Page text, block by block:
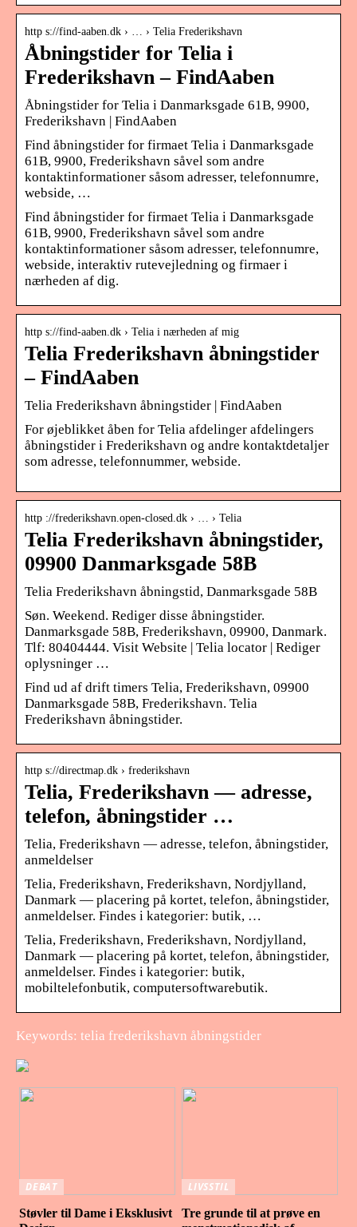
http s://find-aaben.dk › … › Telia Frederikshavn
Åbningstider for Telia i
Frederikshavn – FindAaben
Åbningstider for Telia i Danmarksgade 61B, 9900,
Frederikshavn | FindAaben
Find åbningstider for firmaet Telia i Danmarksgade
61B, 9900, Frederikshavn såvel som andre
kontaktinformationer såsom adresser, telefonnumre,
webside, …
Find åbningstider for firmaet Telia i Danmarksgade
61B, 9900, Frederikshavn såvel som andre
kontaktinformationer såsom adresser, telefonnumre,
webside, interaktiv rutevejledning og firmaer i
nærheden af dig.
http s://find-aaben.dk › Telia i nærheden af mig
Telia Frederikshavn åbningstider
– FindAaben
Telia Frederikshavn åbningstider | FindAaben
For øjeblikket åben for Telia afdelinger afdelingers
åbningstider i Frederikshavn og andre kontaktdetaljer
som adresse, telefonnummer, webside.
http ://frederikshavn.open-closed.dk › … › Telia
Telia Frederikshavn åbningstider,
09900 Danmarksgade 58B
Telia Frederikshavn åbningstid, Danmarksgade 58B
Søn. Weekend. Rediger disse åbningstider.
Danmarksgade 58B, Frederikshavn, 09900, Danmark.
Tlf: 80404444. Visit Website | Telia locator | Rediger
oplysninger …
Find ud af drift timers Telia, Frederikshavn, 09900
Danmarksgade 58B, Frederikshavn. Telia
Frederikshavn åbningstider.
http s://directmap.dk › frederikshavn
Telia, Frederikshavn — adresse,
telefon, åbningstider …
Telia, Frederikshavn — adresse, telefon, åbningstider,
anmeldelser
Telia, Frederikshavn, Frederikshavn, Nordjylland,
Danmark — placering på kortet, telefon, åbningstider,
anmeldelser. Findes i kategorier: butik, …
Telia, Frederikshavn, Frederikshavn, Nordjylland,
Danmark — placering på kortet, telefon, åbningstider,
anmeldelser. Findes i kategorier: butik,
mobiltelefonbutik, computersoftwarebutik.
Keywords: telia frederikshavn åbningstider
DEBAT
Støvler til Dame i Eksklusivt
LIVSSTIL
Tre grunde til at prøve en